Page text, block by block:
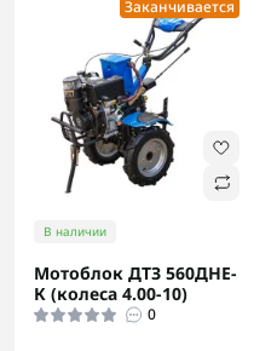
Заканчивается
В наличии
Мотоблок ДТЗ 560ДНЕ-
К (колеса 4.00-10)
0